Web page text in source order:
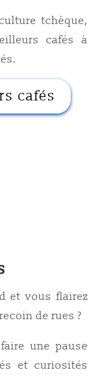
et vous flairez
de rues ?
une pause
et curiosités
tchèque,
cafés à
cafés